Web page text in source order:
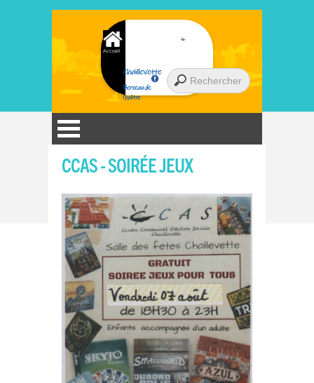
Accueil
Chaillevette
Berceau de
l'huître
CCAS - SOIRÉE JEUX